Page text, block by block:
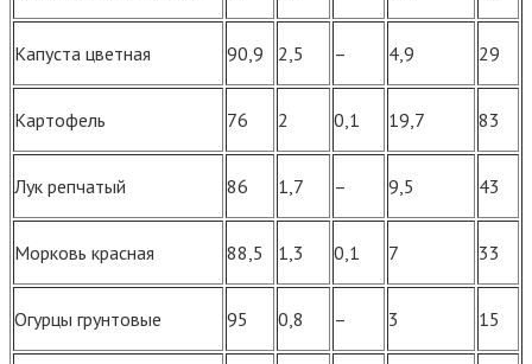
Капуста цветная 90,9 2,5 – 4,9 29
Картофель 76 2 0,1 19,7 83
Лук репчатый 86 1,7 – 9,5 43
Морковь красная 88,5 1,3 0,1 7 33
Огурцы грунтовые 95 0,8 – 3 15